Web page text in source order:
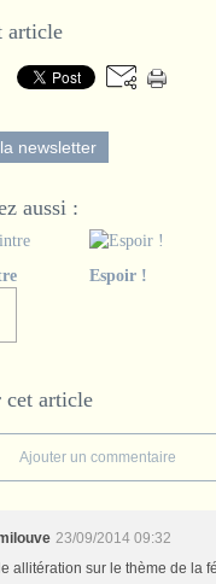
article
newsletter
aussi :
Espoir !
cet article
Ajouter un commentaire
23/09/2014 09:32
allitération sur le thème de la